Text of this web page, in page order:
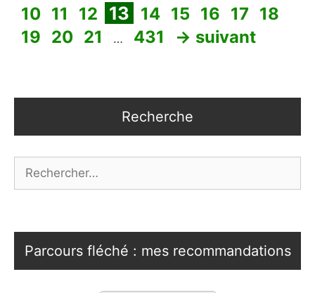
10 Page
11 Page
12 Page
13 Page
14 Page
15 Page
16 Page
17 Page
18
19 Page
20 Page
21 … Page
431 → suivant
Recherche
Parcours fléché : mes recommandations